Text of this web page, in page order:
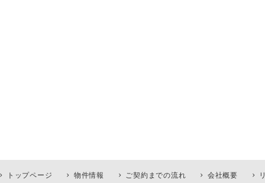
トップページ 物件情報 ご契約までの流れ 会社概要